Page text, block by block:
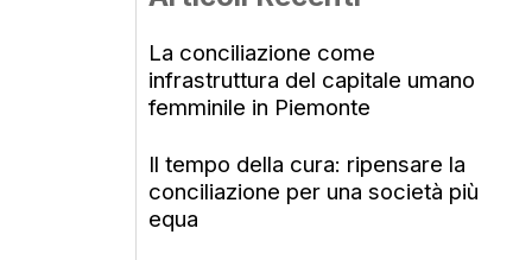
La conciliazione come
infrastruttura del capitale umano
femminile in Piemonte
Il tempo della cura: ripensare la
conciliazione per una società più
equa